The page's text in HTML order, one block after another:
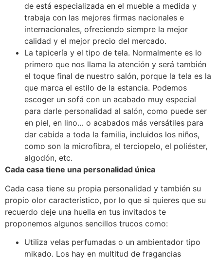
de está especializada en el mueble a medida y
trabaja con las mejores firmas nacionales e
internacionales, ofreciendo siempre la mejor
calidad y el mejor precio del mercado.
La tapicería y el tipo de tela. Normalmente es lo
primero que nos llama la atención y será también
el toque final de nuestro salón, porque la tela es la
que marca el estilo de la estancia. Podemos
escoger un sofá con un acabado muy especial
para darle personalidad al salón, como puede ser
en piel, en lino… o acabados más versátiles para
dar cabida a toda la familia, incluidos los niños,
como son la microfibra, el terciopelo, el poliéster,
algodón, etc.
Cada casa tiene una personalidad única
Cada casa tiene su propia personalidad y también su
propio olor característico, por lo que si quieres que su
recuerdo deje una huella en tus invitados te
proponemos algunos sencillos trucos como:
Utiliza velas perfumadas o un ambientador tipo
mikado. Los hay en multitud de fragancias